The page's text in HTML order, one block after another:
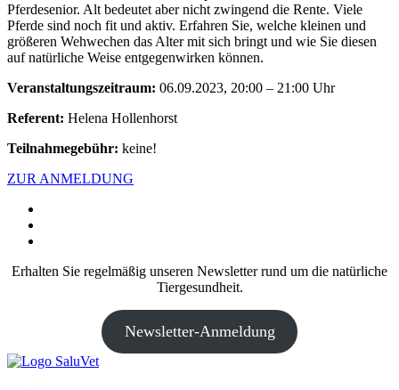
Pferdesenior. Alt bedeutet aber nicht zwingend die Rente. Viele
Pferde sind noch fit und aktiv. Erfahren Sie, welche kleinen und
größeren Wehwechen das Alter mit sich bringt und wie Sie diesen
auf natürliche Weise entgegenwirken können.
Veranstaltungszeitraum: 06.09.2023, 20:00 – 21:00 Uhr
Referent: Helena Hollenhorst
Teilnahmegebühr: keine!
ZUR ANMELDUNG
Erhalten Sie regelmäßig unseren Newsletter rund um die natürliche
Tiergesundheit.
Newsletter-Anmeldung